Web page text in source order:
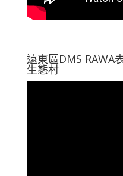
遠東區DMS RAWA
生態村